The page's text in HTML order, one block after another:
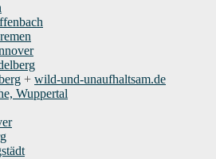
+ wild-und-unaufhaltsam.de
Wuppertal